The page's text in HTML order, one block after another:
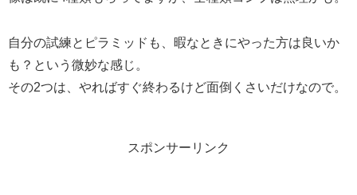
自分の試練とピラミッドも、暇なときにやった方は良いか
も？という微妙な感じ。
その2つは、やればすぐ終わるけど面倒くさいだけなので。
スポンサーリンク